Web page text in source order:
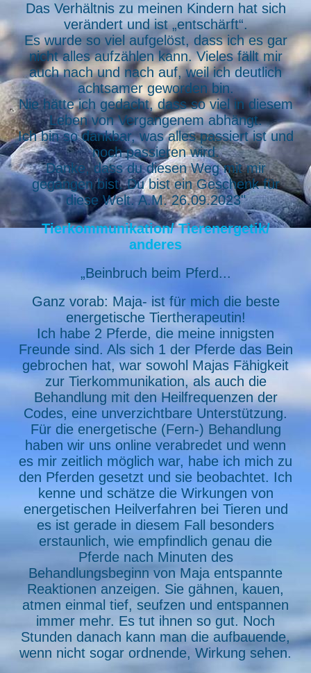
Das Verhältnis zu meinen Kindern hat sich
verändert und ist „entschärft“.
Es wurde so viel aufgelöst, dass ich es gar
nicht alles aufzählen kann. Vieles fällt mir
auch nach und nach auf, weil ich deutlich
achtsamer geworden bin.
Nie hätte ich gedacht, dass so viel in diesem
Leben von Vergangenem abhängt.
Ich bin so dankbar, was alles passiert ist und
noch passieren wird.
Danke, dass du diesen Weg mit mir
gegangen bist. Du bist ein Geschenk für
diese Welt. A.M. 26.09.2023"
Tierkommunikation/ Tierenergetik/
anderes
„Beinbruch beim Pferd...
Ganz vorab: Maja- ist für mich die beste
energetische Tiertherapeutin!
Ich habe 2 Pferde, die meine innigsten
Freunde sind. Als sich 1 der Pferde das Bein
gebrochen hat, war sowohl Majas Fähigkeit
zur Tierkommunikation, als auch die
Behandlung mit den Heilfrequenzen der
Codes, eine unverzichtbare Unterstützung.
Für die energetische (Fern-) Behandlung
haben wir uns online verabredet und wenn
es mir zeitlich möglich war, habe ich mich zu
den Pferden gesetzt und sie beobachtet. Ich
kenne und schätze die Wirkungen von
energetischen Heilverfahren bei Tieren und
es ist gerade in diesem Fall besonders
erstaunlich, wie empfindlich genau die
Pferde nach Minuten des
Behandlungsbeginn von Maja entspannte
Reaktionen anzeigen. Sie gähnen, kauen,
atmen einmal tief, seufzen und entspannen
immer mehr. Es tut ihnen so gut. Noch
Stunden danach kann man die aufbauende,
wenn nicht sogar ordnende, Wirkung sehen.